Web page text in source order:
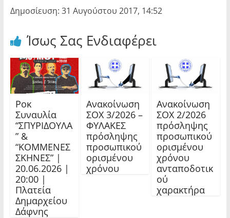
Δημοσίευση: 31 Αυγούστου 2017, 14:52
Ίσως Σας Ενδιαφέρει
Ροκ
Συναυλία
“ΣΠΥΡΙΔΟΥΛΑ
” &
“ΚΟΜΜΕΝΕΣ
ΣΚΗΝΕΣ” |
20.06.2026 |
20:00 |
Πλατεία
Δημαρχείου
Δάφνης
Ανακοίνωση
ΣΟΧ 3/2026 –
ΦΥΛΑΚΕΣ
πρόσληψης
προσωπικού
ορισμένου
χρόνου
Ανακοίνωση
ΣΟΧ 2/2026
πρόσληψης
προσωπικού
ορισμένου
χρόνου
ανταποδοτικ
ού
χαρακτήρα